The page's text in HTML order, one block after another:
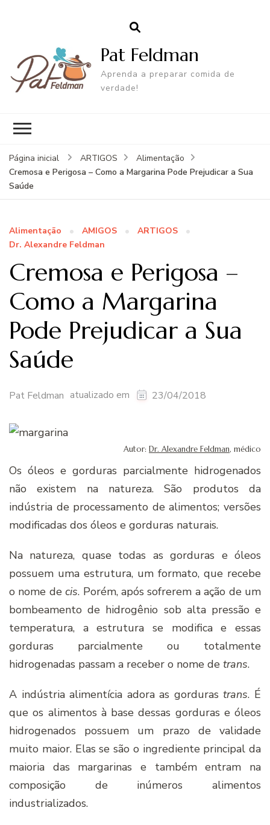
Pat Feldman
Aprenda a preparar comida de
verdade!
Página inicial ARTIGOS
Alimentação
Cremosa e Perigosa – Como a Margarina Pode Prejudicar a Sua
Saúde
Alimentação AMIGOS
ARTIGOS
Dr. Alexandre Feldman
Cremosa e Perigosa –
Como a Margarina
Pode Prejudicar a Sua
Saúde
Pat Feldman atualizado em 23/04/2018
Autor: Dr. Alexandre Feldman, médico
Os óleos e gorduras parcialmente hidrogenados
não existem na natureza. São produtos da
indústria de processamento de alimentos; versões
modificadas dos óleos e gorduras naturais.
Na natureza, quase todas as gorduras e óleos
possuem uma estrutura, um formato, que recebe
o nome decis. Porém, após sofrerem a ação de um
bombeamento de hidrogênio sob alta pressão e
temperatura, a estrutura se modifica e essas
gorduras parcialmente ou totalmente
hidrogenadas passam a receber o nome de trans.
A indústria alimentí­cia adora as gordurastrans. É
que os alimentos à base dessas gorduras e óleos
hidrogenados possuem um prazo de validade
muito maior. Elas se são o ingrediente principal da
maioria das margarinas e também entram na
composição de inúmeros alimentos
industrializados.